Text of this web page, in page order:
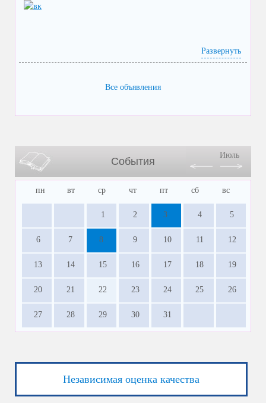
Развернуть
Все объявления
События
Июль
пн вт ср чт пт сб вс
1 2 3 4 5
6 7 8 9 10 11 12
13 14 15 16 17 18 19
20 21 22 23 24 25 26
27 28 29 30 31
Независимая оценка качества